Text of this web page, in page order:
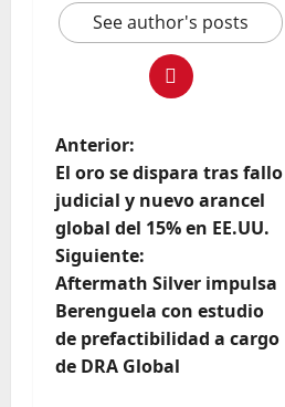
See author's posts
Anterior:
El oro se dispara tras fallo
judicial y nuevo arancel
global del 15% en EE.UU.
Siguiente:
Aftermath Silver impulsa
Berenguela con estudio
de prefactibilidad a cargo
de DRA Global